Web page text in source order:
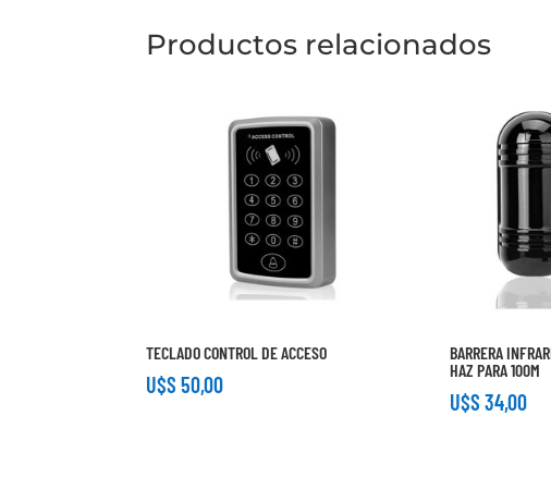
Productos relacionados
TECLADO CONTROL DE ACCESO
U$S 50,00
BARRERA
HAZ PARA 100M
U$S 34,00